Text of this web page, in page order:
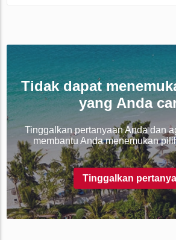
Tidak dapat
yang Anda
Tinggalkan pertanyaan Anda dan
membantu Anda menemukan
Tinggalkan